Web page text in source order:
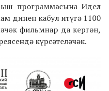
программасына Идел
динен кабул итүгә 1100
фильмнар да кергән,
күрсәтеләчәк.